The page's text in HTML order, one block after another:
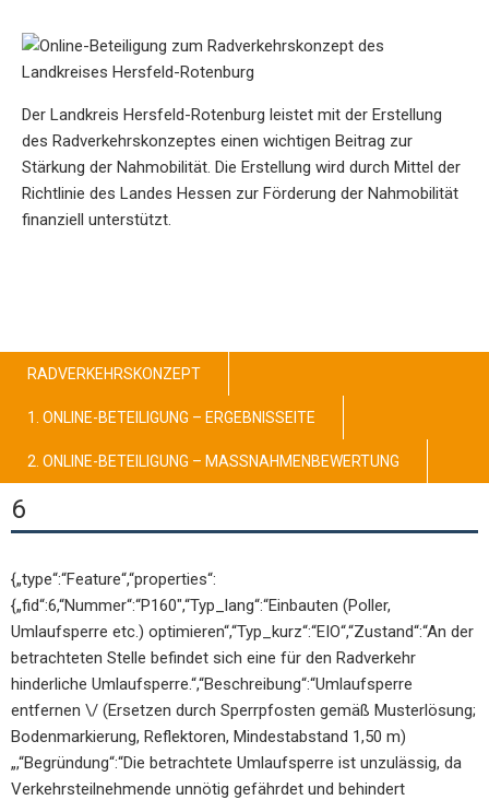
Der Landkreis Hersfeld-Rotenburg leistet mit der Erstellung
des Radverkehrskonzeptes einen wichtigen Beitrag zur
Stärkung der Nahmobilität. Die Erstellung wird durch Mittel der
Richtlinie des Landes Hessen zur Förderung der Nahmobilität
finanziell unterstützt.
RADVERKEHRSKONZEPT
1. ONLINE-BETEILIGUNG – ERGEBNISSEITE
2. ONLINE-BETEILIGUNG – MASSNAHMENBEWERTUNG
6
{„type“:“Feature“,“properties“:
{„fid“:6,“Nummer“:“P160″,“Typ_lang“:“Einbauten (Poller,
Umlaufsperre etc.) optimieren“,“Typ_kurz“:“EIO“,“Zustand“:“An der
betrachteten Stelle befindet sich eine für den Radverkehr
hinderliche Umlaufsperre.“,“Beschreibung“:“Umlaufsperre
entfernen \/ (Ersetzen durch Sperrpfosten gemäß Musterlösung;
Bodenmarkierung, Reflektoren, Mindestabstand 1,50 m)
„,“Begründung“:“Die betrachtete Umlaufsperre ist unzulässig, da
Verkehrsteilnehmende unnötig gefährdet und behindert